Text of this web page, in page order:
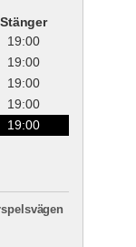
Stänger
19:00
19:00
19:00
19:00
19:00